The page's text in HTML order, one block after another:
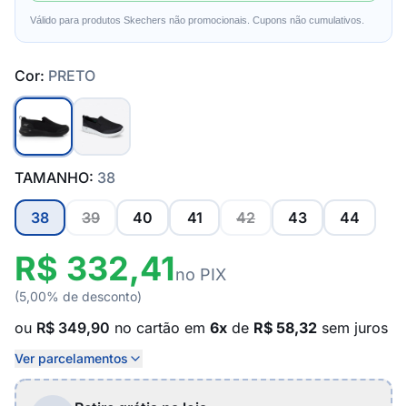
Válido para produtos Skechers não promocionais. Cupons não cumulativos.
Cor: PRETO
TAMANHO: 38
38 39 40 41 42 43 44
R$ 332,41no PIX
(5,00% de desconto)
ou R$ 349,90 no cartão em 6x de R$ 58,32 sem juros
Ver parcelamentos